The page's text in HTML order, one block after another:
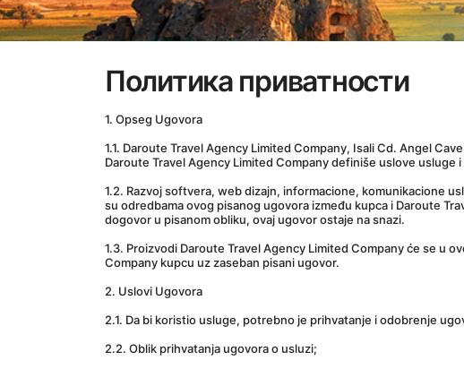
Политика приватности
1. Opseg Ugovora
1.1. Daroute Travel Agency Limited Company, Isali Cd. Angel
Daroute Travel Agency Limited Company definiše uslove usluge
1.2. Razvoj softvera, web dizajn, informacione, komunikacione
su odredbama ovog pisanog ugovora između kupca i Daroute
dogovor u pisanom obliku, ovaj ugovor ostaje na snazi.
1.3. Proizvodi Daroute Travel Agency Limited Company će se u
Company kupcu uz zaseban pisani ugovor.
2. Uslovi Ugovora
2.1. Da bi koristio usluge, potrebno je prihvatanje i odobrenje
2.2. Oblik prihvatanja ugovora o usluzi;